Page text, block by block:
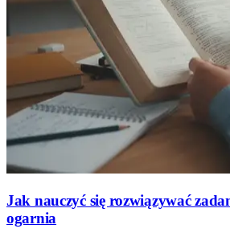
Jak nauczyć się rozwiązywać
ogarnia